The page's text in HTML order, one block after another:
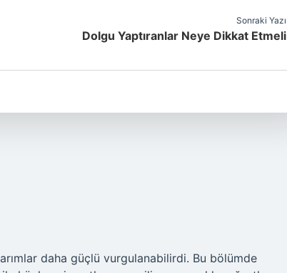
Sonraki Yazı
Dolgu Yaptıranlar Neye Dikkat Etmeli
daha güçlü vurgulanabilirdi. Bu bölümde